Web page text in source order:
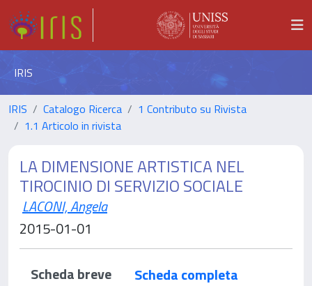
IRIS
IRIS Catalogo Ricerca
1 Contributo su Rivista
1.1 Articolo in rivista
LA DIMENSIONE ARTISTICA NEL
TIROCINIO DI SERVIZIO SOCIALE
LACONI, Angela
2015-01-01
Scheda breve
Scheda completa